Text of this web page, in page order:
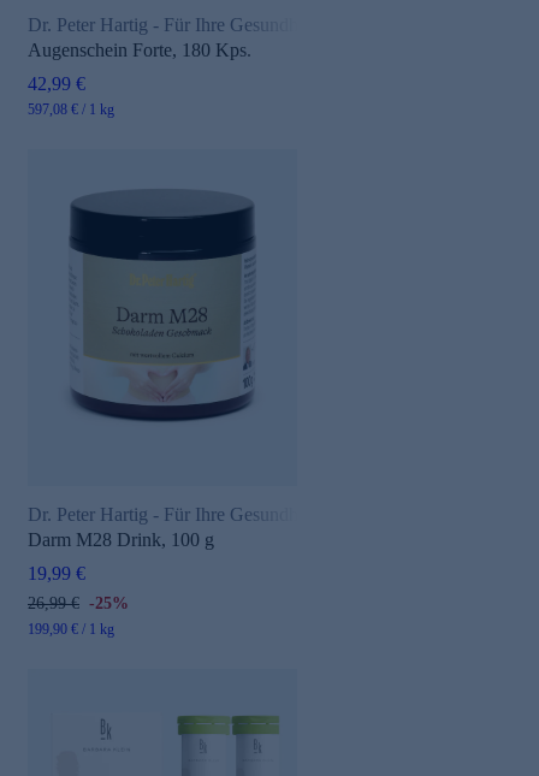
Dr. Peter Hartig - Für Ihre Gesundheit
Augenschein Forte, 180 Kps.
42,99 €
597,08 € / 1 kg
Dr. Peter Hartig - Für Ihre Gesundheit
Darm M28 Drink, 100 g
19,99 €
26,99 € -25%
199,90 € / 1 kg